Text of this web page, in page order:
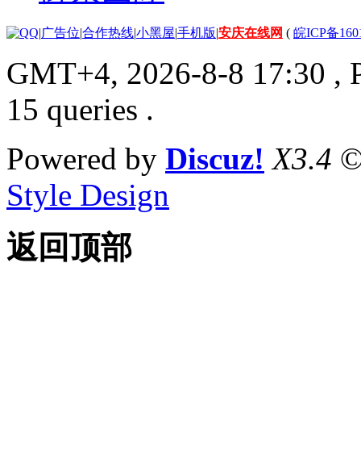
|广告位|合作热线|小黑屋|手机版|安庆在线网 ( 皖ICP备
GMT+4, 2026-8-8 17:30 ,
15 queries .
Powered by Discuz! X3.4
Style Design
返回顶部